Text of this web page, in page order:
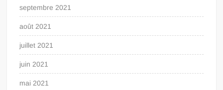
septembre 2021
août 2021
juillet 2021
juin 2021
mai 2021